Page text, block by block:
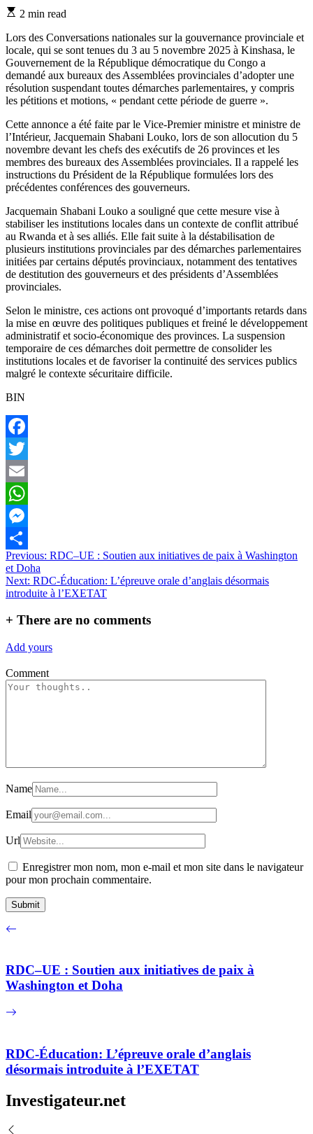
Estimated
time
2 min read
Lors des Conversations nationales sur la gouvernance provinciale et
locale, qui se sont tenues du 3 au 5 novembre 2025 à Kinshasa, le
Gouvernement de la République démocratique du Congo a
demandé aux bureaux des Assemblées provinciales d’adopter une
résolution suspendant toutes démarches parlementaires, y compris
les pétitions et motions, « pendant cette période de guerre ».
Cette annonce a été faite par le Vice-Premier ministre et ministre de
l’Intérieur, Jacquemain Shabani Louko, lors de son allocution du 5
novembre devant les chefs des exécutifs de 26 provinces et les
membres des bureaux des Assemblées provinciales. Il a rappelé les
instructions du Président de la République formulées lors des
précédentes conférences des gouverneurs.
Jacquemain Shabani Louko a souligné que cette mesure vise à
stabiliser les institutions locales dans un contexte de conflit attribué
au Rwanda et à ses alliés. Elle fait suite à la déstabilisation de
plusieurs institutions provinciales par des démarches parlementaires
initiées par certains députés provinciaux, notamment des tentatives
de destitution des gouverneurs et des présidents d’Assemblées
provinciales.
Selon le ministre, ces actions ont provoqué d’importants retards dans
la mise en œuvre des politiques publiques et freiné le développement
administratif et socio-économique des provinces. La suspension
temporaire de ces démarches doit permettre de consolider les
institutions locales et de favoriser la continuité des services publics
malgré le contexte sécuritaire difficile.
BIN
Facebook
Twitter
Email
WhatsApp
Messenger
Partager
Navigation
de
l’article
Previous: RDC–UE : Soutien aux initiatives de paix à Washington
et Doha
Next: RDC-Éducation: L’épreuve orale d’anglais désormais
introduite à l’EXETAT
+ There are no comments
Add yours
Comment
Name
Email
Url
Enregistrer mon nom, mon e-mail et mon site dans le navigateur
pour mon prochain commentaire.
RDC–UE : Soutien aux initiatives de paix à
Washington et Doha
RDC-Éducation: L’épreuve orale d’anglais
désormais introduite à l’EXETAT
Investigateur.net